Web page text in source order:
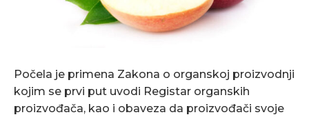
Počela je primena Zakona o organskoj proizvodnji
kojim se prvi put uvodi Registar organskih
proizvođača, kao i obaveza da proizvođači svoje